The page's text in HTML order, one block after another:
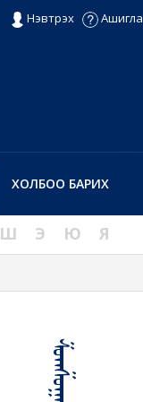
Нэвтрэх
ХОЛБОО БАРИХ
Ш Э Ю Я
ᠱᠣᠭᠱᠤᠭᠠᠬᠤ